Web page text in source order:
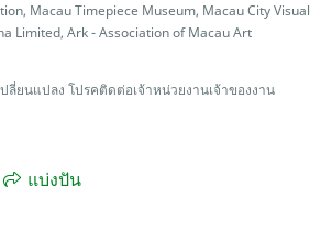
Macau Timepiece Museum, Macau City Visual
Limited, Ark - Association of Macau Art
ลี่ยนแปลง โปรคติดต่อเจ้าหน่วยงานเจ้าของงาน
แบ่งปัน